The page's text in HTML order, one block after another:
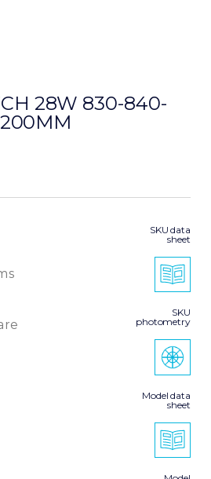
28W 830-840-
SKU data
sheet
SKU
photometry
Model data
sheet